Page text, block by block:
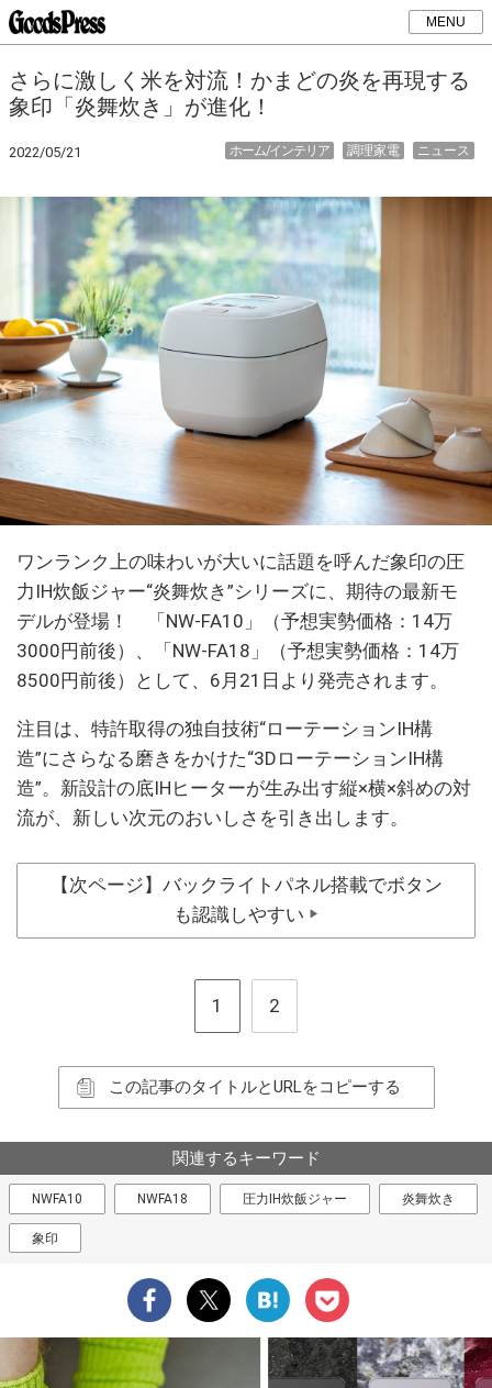
MENU
さらに激しく米を対流！かまどの炎を再現する
象印「炎舞炊き」が進化！
2022/05/21 ニュース
調理家電
ホーム/インテリア
ワンランク上の味わいが大いに話題を呼んだ象印の圧
力IH炊飯ジャー“炎舞炊き”シリーズに、期待の最新モ
デルが登場！ 「NW-FA10」（予想実勢価格：14万
3000円前後）、「NW-FA18」（予想実勢価格：14万
8500円前後）として、6月21日より発売されます。
注目は、特許取得の独自技術“ローテーションIH構
造”にさらなる磨きをかけた“3DローテーションIH構
造”。新設計の底IHヒーターが生み出す縦×横×斜めの対
流が、新しい次元のおいしさを引き出します。
【次ページ】バックライトパネル搭載でボタン
も認識しやすい
▶
1 2
この記事のタイトルとURLをコピーする
関連するキーワード
NWFA10 NWFA18 圧力IH炊飯ジャー 炎舞炊き
象印